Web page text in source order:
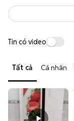
Tin có video
Tất cả Cá nhân